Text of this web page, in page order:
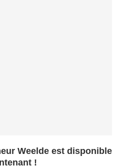
Weelde est disponible
!